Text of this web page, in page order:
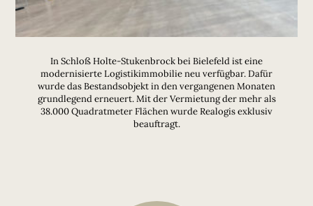
In Schloß Holte-Stukenbrock bei Bielefeld ist eine
modernisierte Logistikimmobilie neu verfügbar. Dafür
wurde das Bestandsobjekt in den vergangenen Monaten
grundlegend erneuert. Mit der Vermietung der mehr als
38.000 Quadratmeter Flächen wurde Realogis exklusiv
beauftragt.